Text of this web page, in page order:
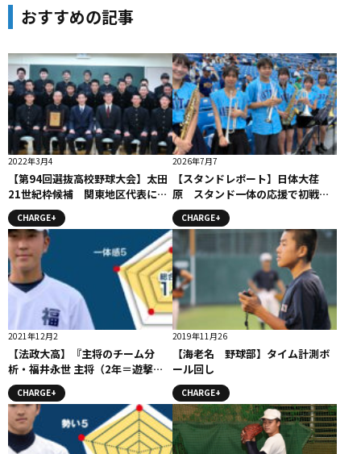
おすすめの記事
2022年3月4
【第94回選抜高校野球大会】太田
21世紀枠候補 関東地区代表に選
出！
CHARGE+
2026年7月7
【スタンドレポート】日体大荏
原 スタンド一体の応援で初戦突
破！！
CHARGE+
2021年12月2
【法政大高】『主将のチーム分
析・福井永世 主将（2年＝遊撃
手）」コラム # 法政大高
CHARGE+
2019年11月26
【海老名 野球部】タイム計測ボ
ール回し
CHARGE+